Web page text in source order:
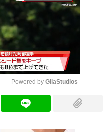
Powered by GliaStudios